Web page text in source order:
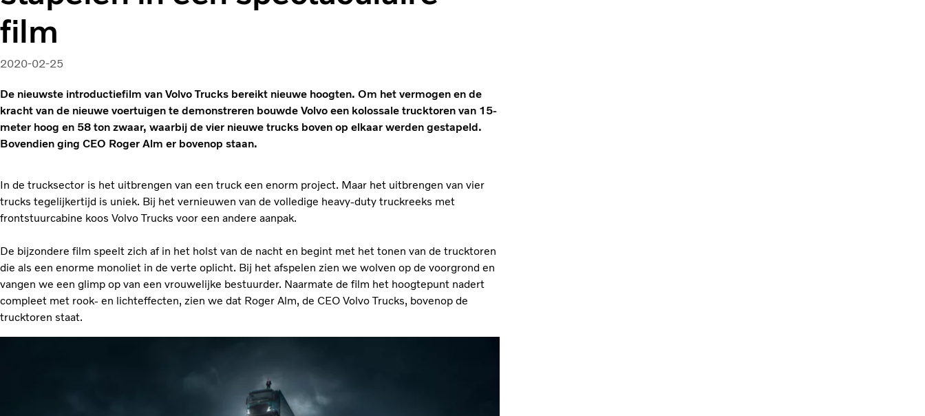
film
2020-02-25
De nieuwste introductiefilm van Volvo Trucks bereikt nieuwe hoogten. Om het vermogen en de
kracht van de nieuwe voertuigen te demonstreren bouwde Volvo een kolossale trucktoren van 15-
meter hoog en 58 ton zwaar, waarbij de vier nieuwe trucks boven op elkaar werden gestapeld.
Bovendien ging CEO Roger Alm er bovenop staan.
In de trucksector is het uitbrengen van een truck een enorm project. Maar het uitbrengen van vier
trucks tegelijkertijd is uniek. Bij het vernieuwen van de volledige heavy-duty truckreeks met
frontstuurcabine koos Volvo Trucks voor een andere aanpak.
De bijzondere film speelt zich af in het holst van de nacht en begint met het tonen van de trucktoren
die als een enorme monoliet in de verte oplicht. Bij het afspelen zien we wolven op de voorgrond en
vangen we een glimp op van een vrouwelijke bestuurder. Naarmate de film het hoogtepunt nadert
compleet met rook- en lichteffecten, zien we dat Roger Alm, de CEO Volvo Trucks, bovenop de
trucktoren staat.